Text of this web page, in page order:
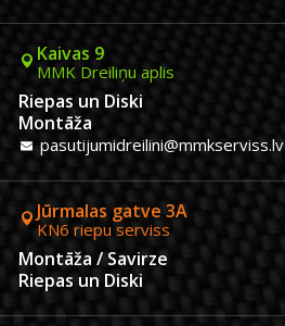
Kaivas 9
MMK Dreiliņu aplis
Riepas un Diski
Montāža
pasutijumidreilini@mmkserviss.lv
Jūrmalas gatve 3A
KN6 riepu serviss
Montāža / Savirze
Riepas un Diski